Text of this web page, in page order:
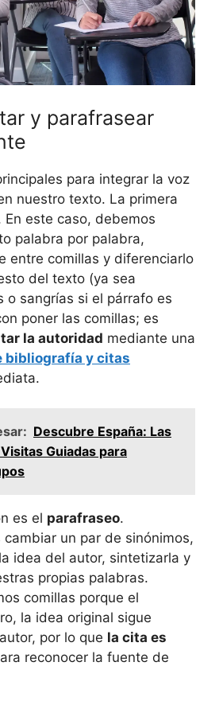
y parafrasear
para integrar la voz
nuestro texto. La primera
En este caso, debemos
palabra por palabra,
entre comillas y diferenciarlo
del texto (ya sea
o sangrías si el párrafo es
poner las comillas; es
la autoridad mediante una
bibliografía y citas
Descubre España: Las
Guiadas para
es el parafraseo.
cambiar un par de sinónimos,
idea del autor, sintetizarla y
propias palabras.
comillas porque el
la idea original sigue
por lo que la cita es
reconocer la fuente de